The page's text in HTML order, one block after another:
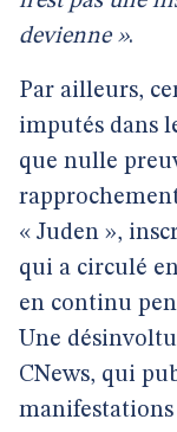
devienne ».
Par ailleurs,
imputés dans
que nulle
« Juden »,
qui a circulé
en continu
Une
CNews, qui